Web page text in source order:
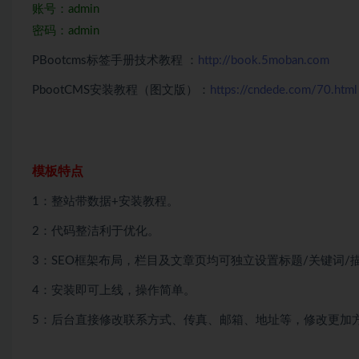
账号：admin
密码：admin
PBootcms标签手册技术教程 ： http://book.5moban.com
PbootCMS安装教程（图文版）： https://cndede.com/70.html
模板特点
1：整站带数据+安装教程。
2：代码整洁利于优化。
3：SEO框架布局，栏目及文章页均可独立设置标题/关键词/描
4：安装即可上线，操作简单。
5：后台直接修改联系方式、传真、邮箱、地址等，修改更加